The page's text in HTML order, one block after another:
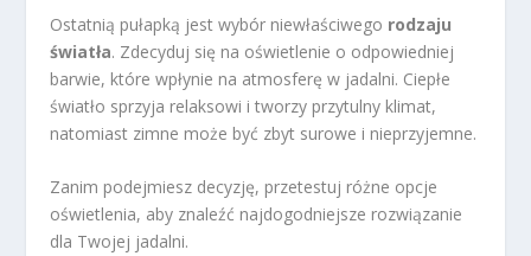
Ostatnią pułapką jest wybór niewłaściwego rodzaju
światła. Zdecyduj się na oświetlenie o odpowiedniej
barwie, które wpłynie na atmosferę w jadalni. Ciepłe
światło sprzyja relaksowi i tworzy przytulny klimat,
natomiast zimne może być zbyt surowe i nieprzyjemne.
Zanim podejmiesz decyzję, przetestuj różne opcje
oświetlenia, aby znaleźć najdogodniejsze rozwiązanie
dla Twojej jadalni.